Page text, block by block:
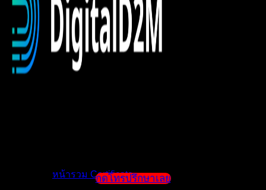
หน้ารวม Certificateกดโทรปรึกษาเลย